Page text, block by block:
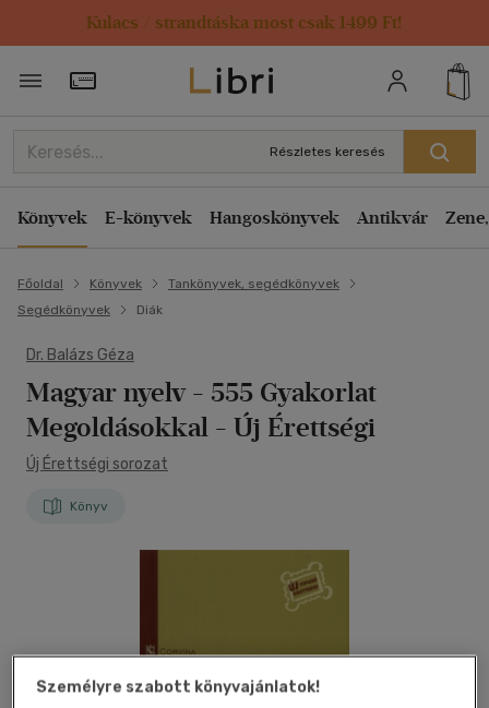
Kulacs / strandtáska most csak 1499 Ft!
Törzsvásárlói Kártya adatai
Részletes keresés
Könyvek E-könyvek Hangoskönyvek Antikvár
Főoldal Könyvek
Tankönyvek, segédkönyvek
Segédkönyvek
Diák
Dr. Balázs Géza
Magyar nyelv - 555 Gyakorlat
Megoldásokkal - Új Érettségi
Új Érettségi sorozat
Könyv
Személyre szabott könyvajánlatok!